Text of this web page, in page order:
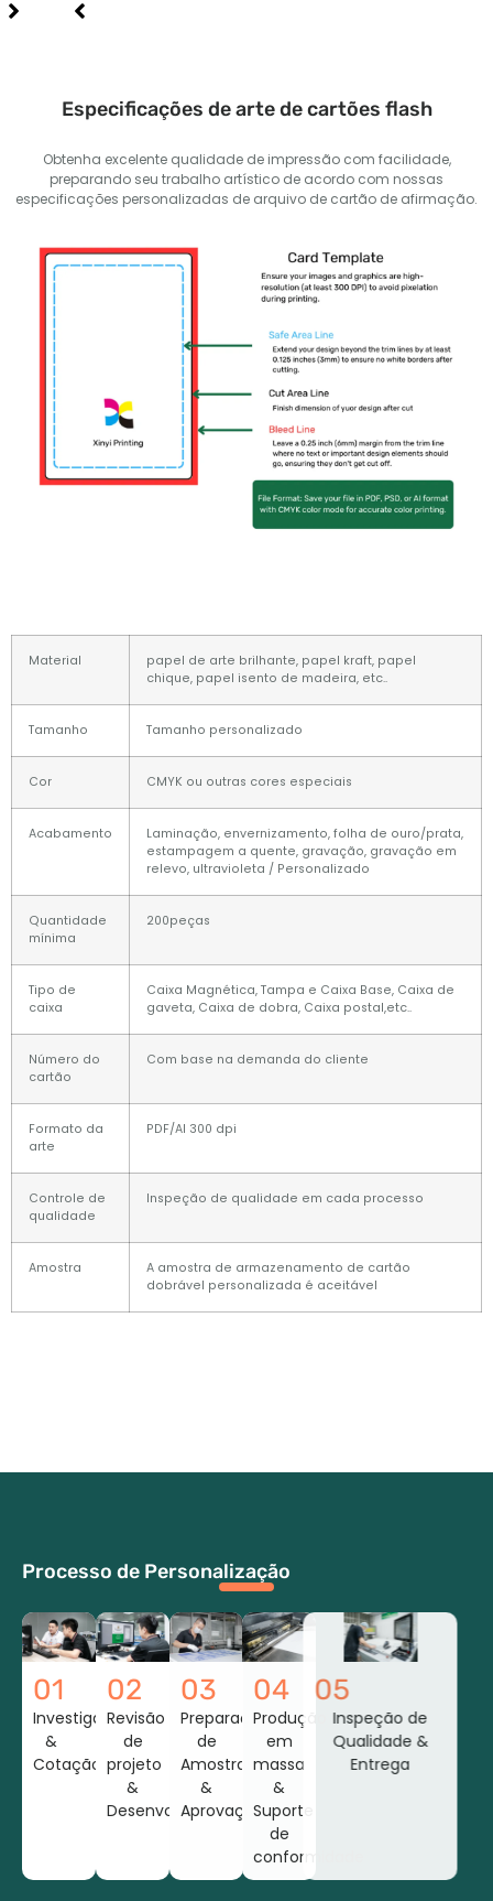
Especificações de arte de cartões flash
Obtenha excelente qualidade de impressão com facilidade,
preparando seu trabalho artístico de acordo com nossas
especificações personalizadas de arquivo de cartão de afirmação.
Material
papel de arte brilhante, papel kraft, papel
chique, papel isento de madeira, etc..
Tamanho Tamanho personalizado
Cor CMYK ou outras cores especiais
Acabamento
Laminação, envernizamento, folha de ouro/prata,
estampagem a quente, gravação, gravação em
relevo, ultravioleta / Personalizado
Quantidade
mínima
200peças
Tipo de
caixa
Caixa Magnética, Tampa e Caixa Base, Caixa de
gaveta, Caixa de dobra, Caixa postal,etc..
Número do
cartão
Com base na demanda do cliente
Formato da
arte
PDF/AI 300 dpi
Controle de
qualidade
Inspeção de qualidade em cada processo
Amostra
A amostra de armazenamento de cartão
dobrável personalizada é aceitável
Processo de Personalização
01
Investigação
&
Cotação
02
Revisão
de
projeto
&
Desenvolvimento
03
Preparação
de
Amostras
&
Aprovação
04
Produção
em
massa
&
Suporte
de
conformidade
05
Inspeção de
Qualidade &
Entrega